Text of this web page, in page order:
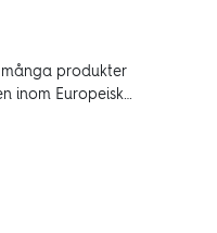
produkter
inom Europeiska